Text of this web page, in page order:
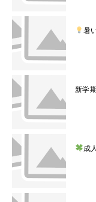
暑
新学期
成